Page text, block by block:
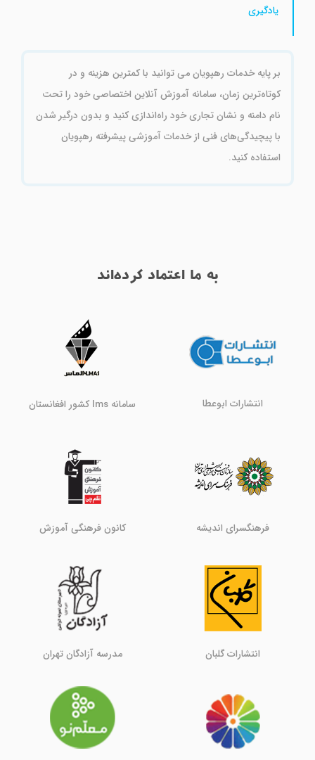
یادگیری
بر پایه خدمات رهپویان می توانید با کمترین هزینه و در
کوتاه‌ترین زمان، سامانه آموزش آنلاین اختصاصی خود را تحت
نام دامنه و نشان تجاری خود راه‌اندازی کنید و بدون درگیر شدن
با پیچیدگی‌های فنی از خدمات آموزشی پیشرفته رهپویان
استفاده کنید.
به ما اعتماد کرده‌اند
انتشارات ابوعطا سامانه lms کشور افغانستان
فرهنگسرای اندیشه کانون فرهنگی آموزش
انتشارات گلبان مدرسه آزادگان تهران